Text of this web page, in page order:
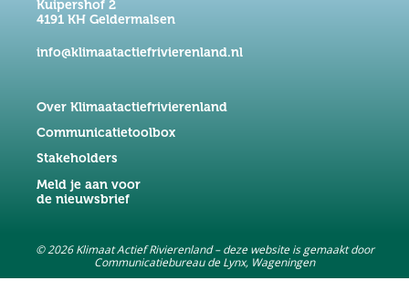
Kuipershof 2
4191 KH Geldermalsen
info@klimaatactiefrivierenland.nl
Over Klimaatactiefrivierenland
Communicatietoolbox
Stakeholders
Meld je aan voor
de nieuwsbrief
© 2026 Klimaat Actief Rivierenland – deze website is gemaakt door
Communicatiebureau de Lynx, Wageningen